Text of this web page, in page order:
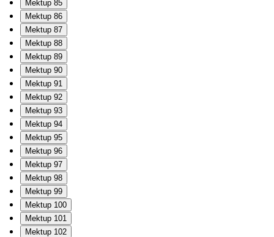
Mektup 85
Mektup 86
Mektup 87
Mektup 88
Mektup 89
Mektup 90
Mektup 91
Mektup 92
Mektup 93
Mektup 94
Mektup 95
Mektup 96
Mektup 97
Mektup 98
Mektup 99
Mektup 100
Mektup 101
Mektup 102